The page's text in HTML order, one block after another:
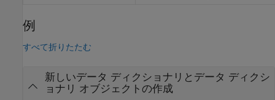
例
すべて折りたたむ
新しいデータ ディクショナリとデータ ディクシ
ョナリ オブジェクトの作成